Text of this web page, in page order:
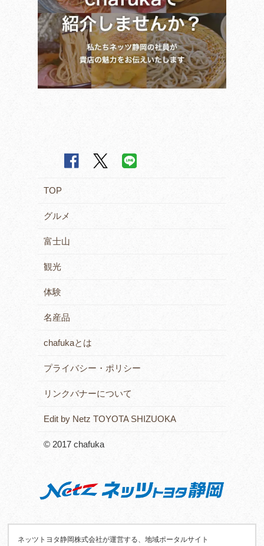
TOP
グルメ
富士山
観光
体験
名産品
chafukaとは
プライバシー・ポリシー
リンクバナーについて
Edit by Netz TOYOTA SHIZUOKA
© 2017 chafuka
ネッツトヨタ静岡株式会社が運営する、地域ポータルサイト